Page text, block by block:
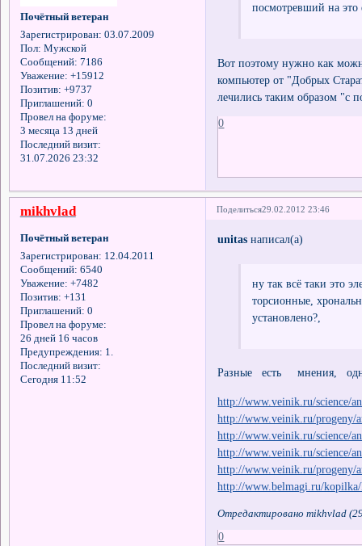
Почётный ветеран
Зарегистрирован: 03.07.2009
Пол: Мужской
Сообщений: 7186
Уважение: +15912
Позитив: +9737
Приглашений: 0
Провел на форуме:
3 месяца 13 дней
Последний визит:
31.07.2026 23:32
посмотревший на это
Вот поэтому нужно как
компьютер от "Добрых
лечились таким образом "с
0
Поделиться29.02.2012 23:46
mikhvlad
Почётный ветеран
Зарегистрирован: 12.04.2011
Сообщений: 6540
Уважение: +7482
Позитив: +131
Приглашений: 0
Провел на форуме:
26 дней 16 часов
Предупреждения: 1.
Последний визит:
Сегодня 11:52
unitasнаписал(а)
ну так всё таки это
торсионные,
установлено?,
Разные есть мнения,
http://www.veinik.ru/science/
http://www.veinik.ru/progeny/
http://www.veinik.ru/science/
http://www.veinik.ru/science/
http://www.veinik.ru/progeny/
http://www.belmagi.ru/
Отредактировано mikhvlad
0